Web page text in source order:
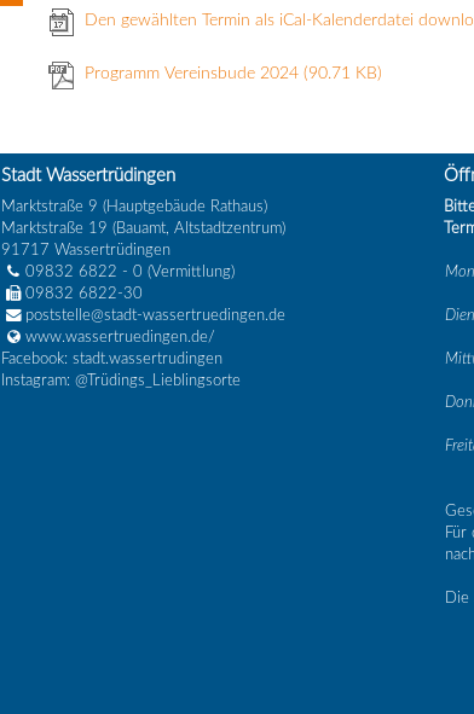
Den gewählten Termin als iCal-Kalenderdatei
Programm Vereinsbude 2024 (90.71 KB)
Stadt Wassertrüdingen
Marktstraße 9 (Hauptgebäude Rathaus)
Marktstraße 19 (Bauamt, Altstadtzentrum)
91717 Wassertrüdingen
09832 6822 - 0 (Vermittlung)
09832 6822-30
poststelle@stadt-wassertruedingen.de
www.wassertruedingen.de/
Facebook: stadt.wassertrudingen
Instagram: @Trüdings_Lieblingsorte
Für